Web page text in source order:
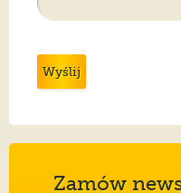
Wyślij
Zamów